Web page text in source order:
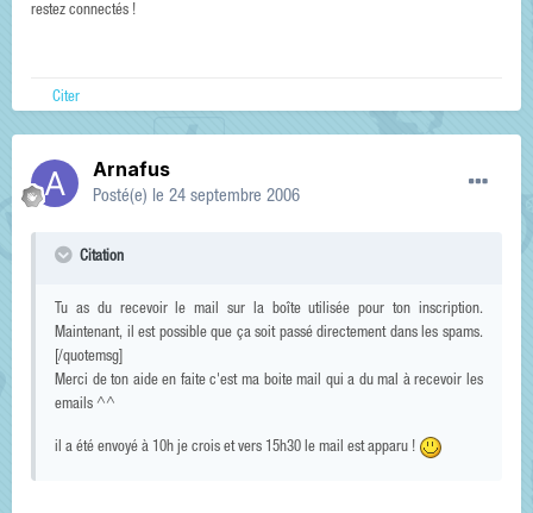
restez connectés !
Citer
Arnafus
Posté(e) le 24 septembre 2006
Citation
Tu as du recevoir le mail sur la boîte utilisée pour ton inscription.
Maintenant, il est possible que ça soit passé directement dans les spams.
[/quotemsg]
Merci de ton aide en faite c'est ma boite mail qui a du mal à recevoir les
emails ^^
il a été envoyé à 10h je crois et vers 15h30 le mail est apparu !